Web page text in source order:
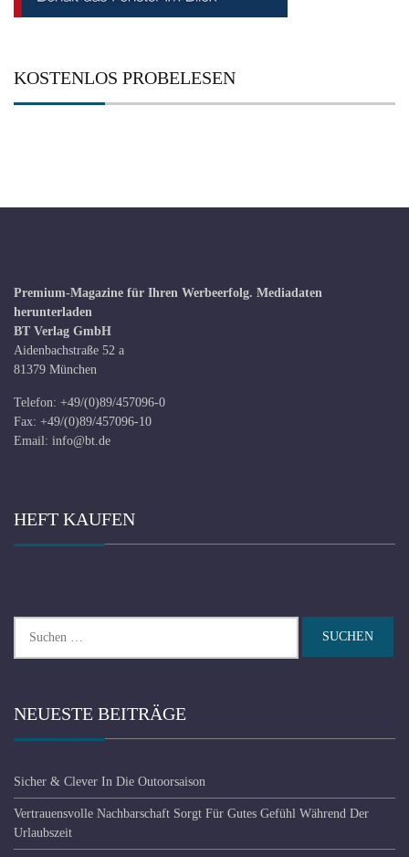
KOSTENLOS PROBELESEN
Premium-Magazine für Ihren Werbeerfolg. Mediadaten
herunterladen
BT Verlag GmbH
Aidenbachstraße 52 a
81379 München
Telefon: +49/(0)89/457096-0
Fax: +49/(0)89/457096-10
Email: info@bt.de
HEFT KAUFEN
nach:
NEUESTE BEITRÄGE
Sicher & Clever In Die Outoorsaison
Vertrauensvolle Nachbarschaft Sorgt Für Gutes Gefühl Während Der
Urlaubszeit